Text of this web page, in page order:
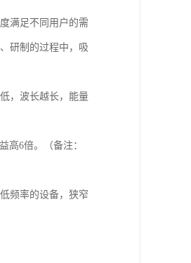
满足不同用户的需
研制的过程中，吸
，波长越长，能量
高6倍。（备注：
频率的设备，狭窄